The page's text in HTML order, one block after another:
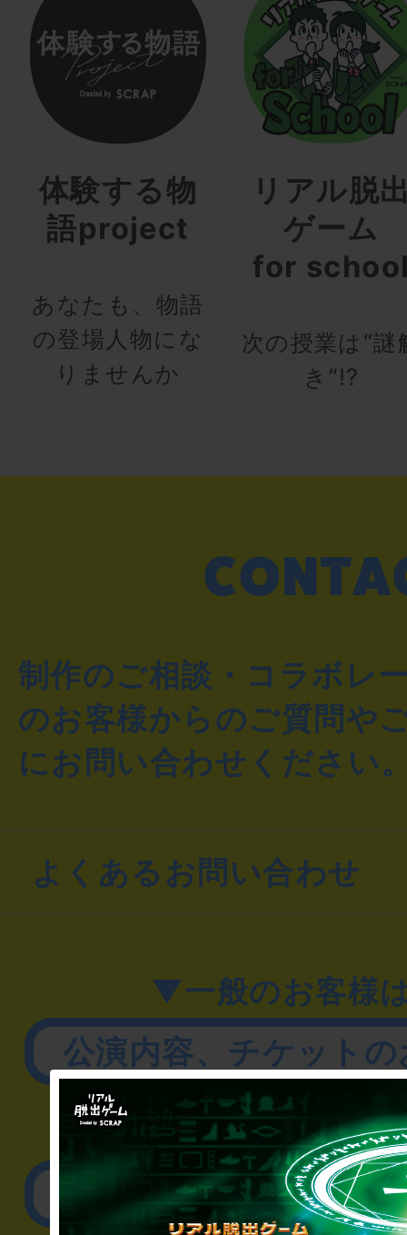
体験する物
語project
あなたも、物語
の登場人物にな
りませんか
リアル脱
ゲーム
for
次の授業は“謎
き”!?
制作のご相談・コラボレ
のお客様からのご質問や
にお問い合わせください
よくあるお問い合わせ
▼一般のお客様
公演内容、チケット
▼企業／法人の
リアル脱出ゲーム制作